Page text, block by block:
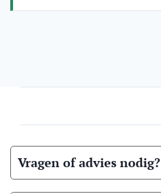
Vragen of advies nodig?